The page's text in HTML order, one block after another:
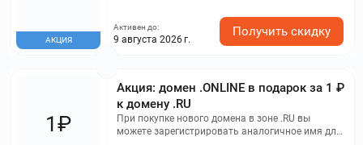
АКЦИЯ
Активен до:
9 августа 2026 г.
Получить скидку
Акция: домен .ONLINE в подарок за 1 ₽
к домену .RU
При покупке нового домена в зоне .RU вы
можете зарегистрировать аналогичное имя для
1₽